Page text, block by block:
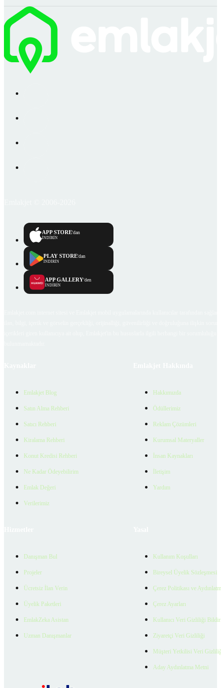
APP STORE'dan
İNDİRİN
PLAY STORE'dan
İNDİRİN
APP GALLERY'den
İNDİRİN
Emlakjet Blog
Satın Alma Rehberi
Satıcı Rehberi
Kiralama Rehberi
Konut Kredisi Rehberi
Ne Kadar Ödeyebilirim
Emlak Değeri
Verilerimiz
Hakkımızda
Ödüllerimiz
Reklam Çözümleri
Kurumsal Materyaller
İnsan Kaynakları
İletişim
Yardım
Danışman Bul
Projeler
Ücretsiz İlan Verin
Üyelik Paketleri
EmlakZeka Asistan
Uzman Danışmanlar
Kullanım Koşulları
Bireysel Üyelik Sözleşmesi
Çerez Politikası ve
Çerez Ayarları
Kullanıcı Veri Gizliliği
Ziyaretçi Veri Gizliliği
Müşteri Yetkilisi Veri
Aday Aydınlatma Metni